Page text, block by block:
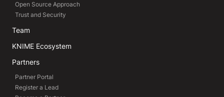
Open Source Approach
Trust and Security
Team
KNIME Ecosystem
Partners
Partner Portal
Register a Lead